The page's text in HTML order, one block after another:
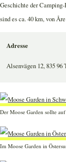
Geschichte der
sind es ca. 40 km, von
Adresse
Alsenvägen 12, 835 96
Der Moose Garden sollte
Im Moose Garden in